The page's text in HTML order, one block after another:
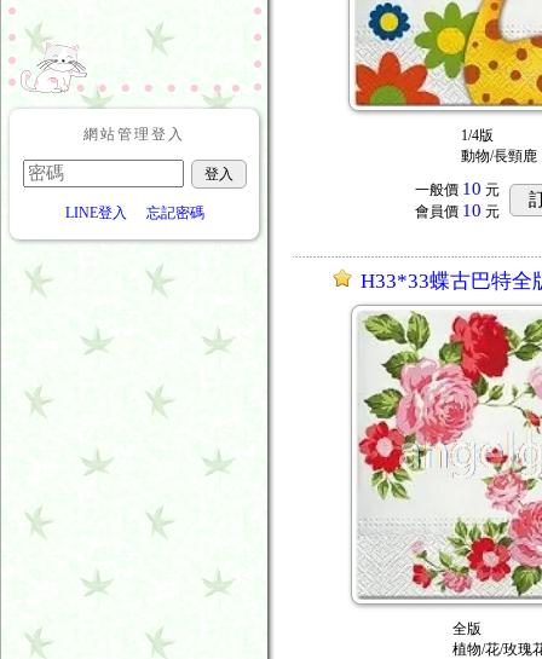
網站管理登入
LINE登入 忘記密碼
1/4版
動物/長頸鹿
一般價 10 元
會員價 10 元
H33*33蝶古巴特全
全版
植物/花/玫瑰